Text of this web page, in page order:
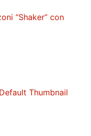
“Shaker” con